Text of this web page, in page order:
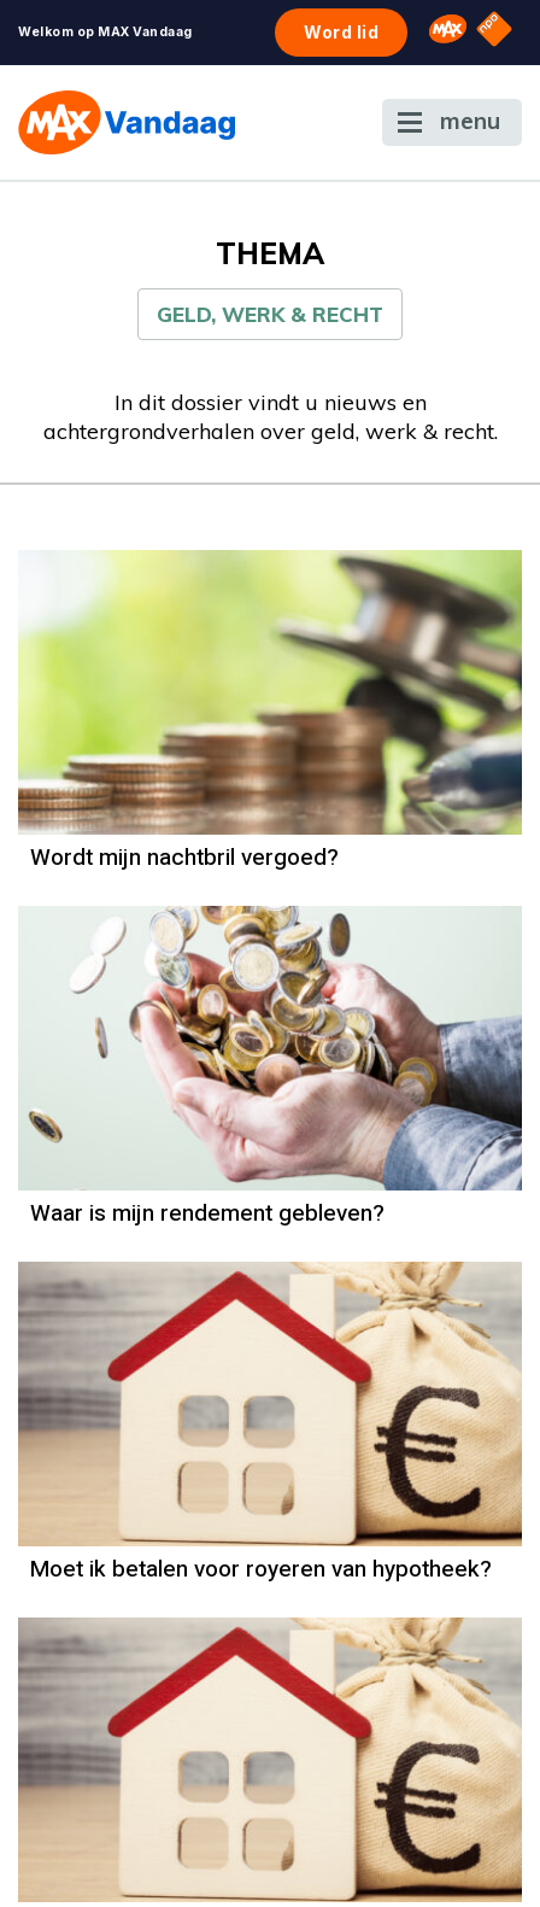
Welkom op MAX Vandaag Word lid Omroep
NPO
menu
THEMA
GELD, WERK & RECHT
In dit dossier vindt u nieuws en
achtergrondverhalen over geld, werk & recht.
Zorgverzekering
Wordt mijn nachtbril vergoed?
Toeslagen
Waar is mijn rendement gebleven?
Hypotheek
Moet ik betalen voor royeren van hypotheek?
Hypotheek